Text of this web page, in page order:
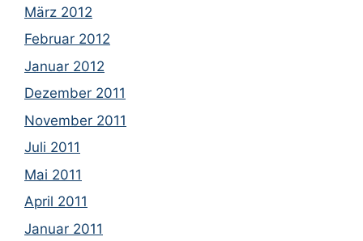
März 2012
Februar 2012
Januar 2012
Dezember 2011
November 2011
Juli 2011
Mai 2011
April 2011
Januar 2011